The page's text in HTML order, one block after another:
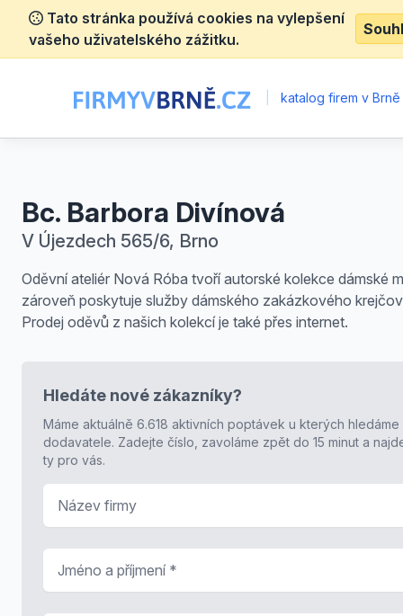
Tato stránka používá cookies na vylepšení
vašeho uživatelského zážitku.
katalog firem v Brně
Bc. Barbora Divínová
V Újezdech 565/6, Brno
Oděvní ateliér Nová Róba tvoří autorské kolekce dámské
zároveň poskytuje služby dámského zakázkového
Prodej oděvů z našich kolekcí je také přes internet.
Hledáte nové zákazníky?
Máme aktuálně 6.618 aktivních poptávek u kterých hledáme
dodavatele. Zadejte číslo, zavoláme zpět do 15 minut a
ty pro vás.